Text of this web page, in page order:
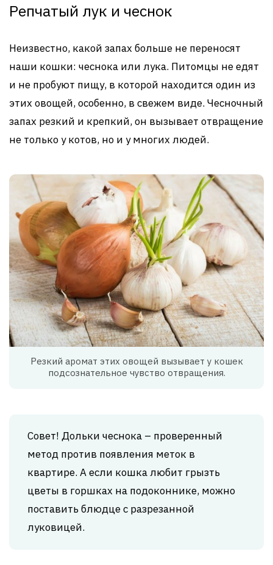
Репчатый лук и чеснок
Неизвестно, какой запах больше не переносят
наши кошки: чеснока или лука. Питомцы не едят
и не пробуют пищу, в которой находится один из
этих овощей, особенно, в свежем виде. Чесночный
запах резкий и крепкий, он вызывает отвращение
не только у котов, но и у многих людей.
Резкий аромат этих овощей вызывает у кошек
подсознательное чувство отвращения.
Совет! Дольки чеснока – проверенный
метод против появления меток в
квартире. А если кошка любит грызть
цветы в горшках на подоконнике, можно
поставить блюдце с разрезанной
луковицей.